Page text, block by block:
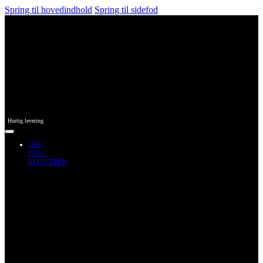
Spring til hovedindhold Spring til sidefod
Hurtig levering
LOG
IND /
REGISTRER